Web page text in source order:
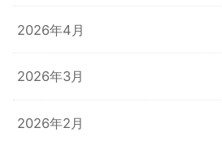
2026年4月
2026年3月
2026年2月